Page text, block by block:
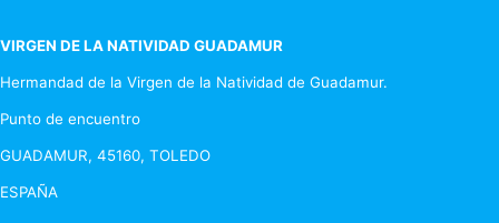
VIRGEN DE LA NATIVIDAD GUADAMUR
Hermandad de la Virgen de la Natividad de Guadamur.
Punto de encuentro
GUADAMUR, 45160, TOLEDO
ESPAÑA